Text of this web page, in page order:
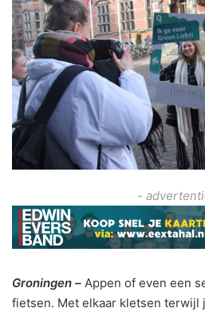
-
Groningen – Appen of even een
fietsen. Met elkaar kletsen terwijl